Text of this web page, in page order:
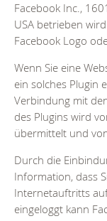
Facebook Inc.,
USA betrieben
Facebook Logo
Wenn Sie eine
ein solches Plugin
Verbindung mit
des Plugins wird
übermittelt und
Durch die
Information, dass
Internetauftritts
eingeloggt kann